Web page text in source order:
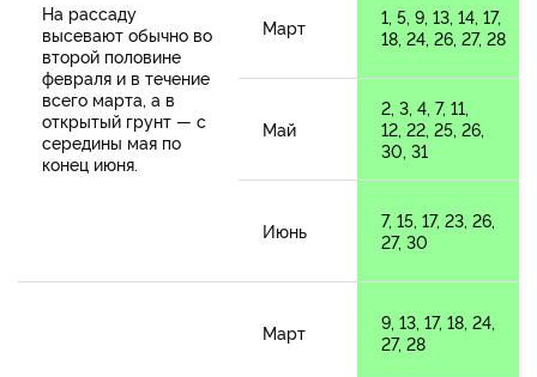
На рассаду
высевают обычно во
второй половине
февраля и в течение
всего марта, а в
открытый грунт — с
середины мая по
конец июня.
Март
1, 5, 9, 13, 14, 17,
18, 24, 26, 27, 28
Май
2, 3, 4, 7, 11,
12, 22, 25, 26,
30, 31
Июнь
7, 15, 17, 23, 26,
27, 30
Март
9, 13, 17, 18, 24,
27, 28